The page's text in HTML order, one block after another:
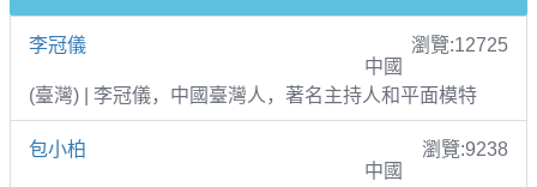
李冠儀
瀏覽:12725
中國
(臺灣) | 李冠儀，中國臺灣人，著名主持人和平面模特
包小柏
瀏覽:9238
中國